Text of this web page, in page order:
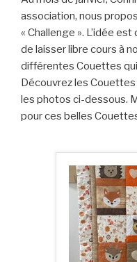
association, nous
« Challenge ». L’idée
de laisser libre cours à
différentes Couettes
Découvrez les
les photos ci-dessous.
pour ces belles